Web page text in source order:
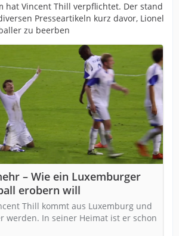
hat Vincent Thill verpflichtet. Der stand
Presseartikeln kurz davor, Lionel
zu beerben
– Wie ein Luxemburger
erobern will
Thill kommt aus Luxemburg und
werden. In seiner Heimat ist er schon